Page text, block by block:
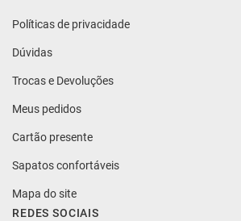
Políticas de privacidade
Dúvidas
Trocas e Devoluções
Meus pedidos
Cartão presente
Sapatos confortáveis
Mapa do site
REDES SOCIAIS